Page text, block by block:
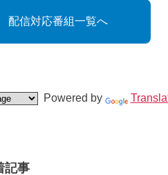
配信対応番組一覧へ
Powered by
記事